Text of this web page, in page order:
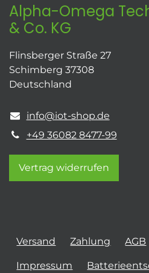
Alpha-Omega
& Co. KG
Flinsberger Straße 27
Schimberg 37308
Deutschland
info@iot-shop.de
+49 36082 8477-99
Vertrag widerrufen
Versand Zahlung AGB
Impressum